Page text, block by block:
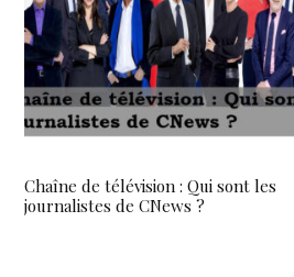
Chaîne de télévision : Qui sont les
journalistes de CNews ?